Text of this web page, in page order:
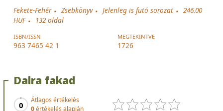
Fekete-Fehér Zsebkönyv Jelenleg is futó sorozat
246.00
HUF
132oldal
ISBN/ISSN
963 7465 42 1
MEGTEKINTVE
1726
Dalra fakad
0
Átlagos értékelés
0értékelés alapján